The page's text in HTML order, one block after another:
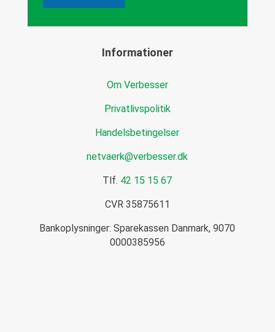
i
i
s
Informationer
Om Verbesser
Privatlivspolitik
Handelsbetingelser
netvaerk@verbesser.dk
Tlf. 42 15 15 67
CVR 35875611
Bankoplysninger: Sparekassen Danmark, 9070
0000385956